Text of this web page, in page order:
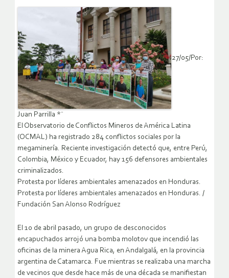
27/05/Por:
Juan Parrilla *¨
El Observatorio de Conflictos Mineros de América Latina
(OCMAL) ha registrado 284 conflictos sociales por la
megaminería. Reciente investigación detectó que, entre Perú,
Colombia, México y Ecuador, hay 156 defensores ambientales
criminalizados.
Protesta por líderes ambientales amenazados en Honduras.
Protesta por líderes ambientales amenazados en Honduras. /
Fundación San Alonso Rodríguez
El 10 de abril pasado, un grupo de desconocidos
encapuchados arrojó una bomba molotov que incendió las
oficinas de la minera Agua Rica, en Andalgalá, en la provincia
argentina de Catamarca. Fue mientras se realizaba una marcha
de vecinos que desde hace más de una década se manifiestan